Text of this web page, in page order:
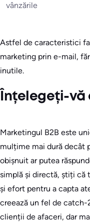
vânzările
Astfel de caracteristici
marketing prin e-mail,
inutile.
Înțelegeți-vă
Marketingul B2B este
mulțime mai dură decât
obișnuit ar putea
simplă și directă, știți că
și efort pentru a capta
creează un fel de
clienții de afaceri, dar